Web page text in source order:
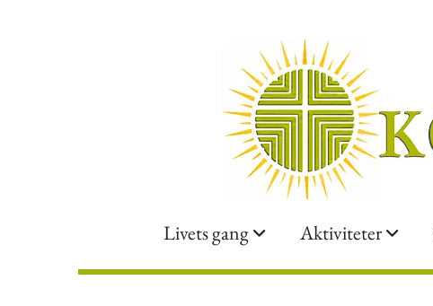
Livets gang Aktiviteter